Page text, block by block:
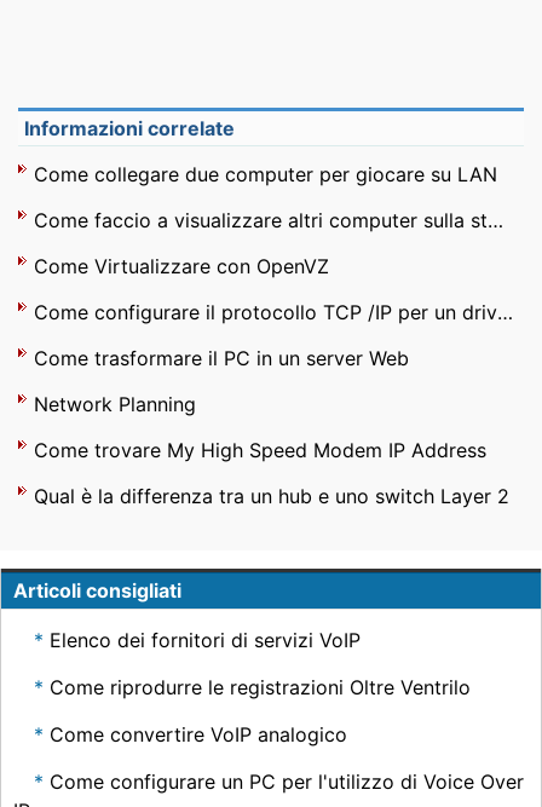
Informazioni correlate
Come collegare due computer per giocare su LAN
Come faccio a visualizzare altri computer sulla stessa rete ?
Come Virtualizzare con OpenVZ
Come configurare il protocollo TCP /IP per un driver di RSLinx Ethernet
Come trasformare il PC in un server Web
Network Planning
Come trovare My High Speed ​​Modem IP Address
Qual è la differenza tra un hub e uno switch Layer 2
Articoli consigliati
Elenco dei fornitori di servizi VoIP
Come riprodurre le registrazioni Oltre Ventrilo
Come convertire VoIP analogico
Come configurare un PC per l'utilizzo di Voice Over